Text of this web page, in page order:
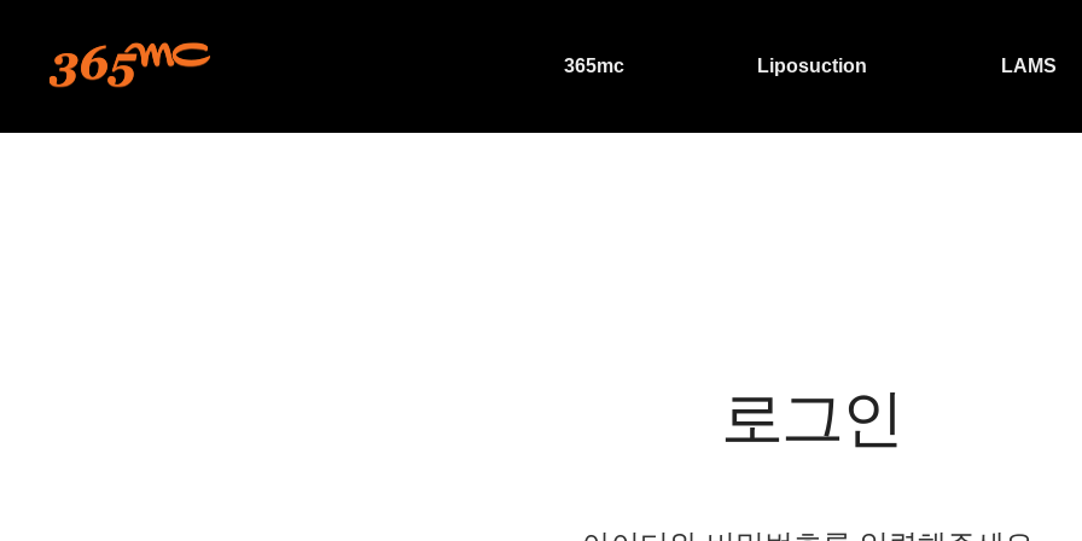
365mc Liposuction LAMS
로그인